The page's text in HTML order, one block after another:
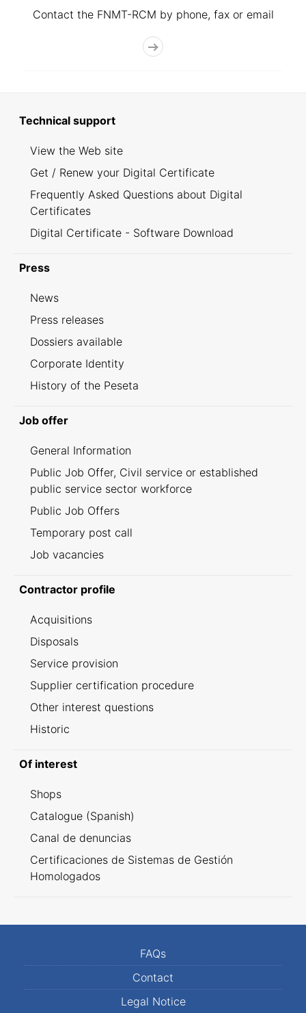
Contact the FNMT-RCM by phone, fax or email
Technical support
View the Web site
Get / Renew your Digital Certificate
Frequently Asked Questions about Digital
Certificates
Digital Certificate - Software Download
Press
News
Press releases
Dossiers available
Corporate Identity
History of the Peseta
Job offer
General Information
Public Job Offer, Civil service or established
public service sector workforce
Public Job Offers
Temporary post call
Job vacancies
Contractor profile
Acquisitions
Disposals
Service provision
Supplier certification procedure
Other interest questions
Historic
Of interest
Shops
Catalogue (Spanish)
Canal de denuncias
Certificaciones de Sistemas de Gestión
Homologados
FAQs
Contact
Legal Notice